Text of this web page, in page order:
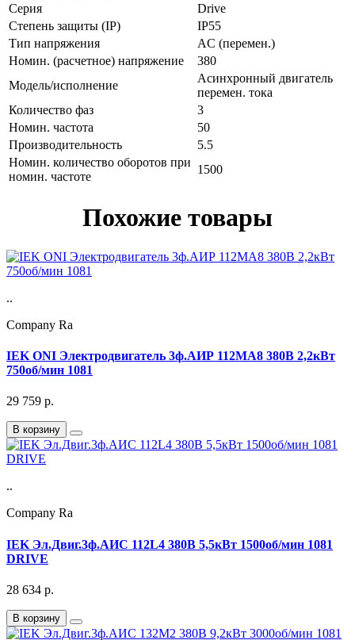
Серия
Drive
Степень защиты (IP)
IP55
Тип напряжения
AC (перемен.)
Номин. (расчетное) напряжение
380
Модель/исполнение
Асинхронный двигатель
перемен. тока
Количество фаз
3
Номин. частота
50
Производительность
5.5
Номин. количество оборотов при
номин. частоте
1500
Похожие товары
..
Company Ra
IEK ONI Электродвигатель 3ф.АИР 112MA8 380В 2,2кВт
750об/мин 1081
29 759 р.
В корзину
..
Company Ra
IEK Эл.Двиг.3ф.АИС 112L4 380В 5,5кВт 1500об/мин 1081
DRIVE
28 634 р.
В корзину